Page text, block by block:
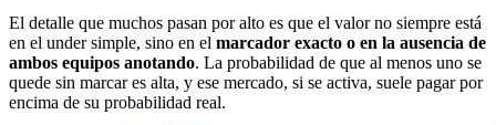
El detalle que muchos pasan por alto es que el valor no siempre está
en el under simple, sino en el marcador exacto o en la ausencia de
ambos equipos anotando. La probabilidad de que al menos uno se
quede sin marcar es alta, y ese mercado, si se activa, suele pagar por
encima de su probabilidad real.